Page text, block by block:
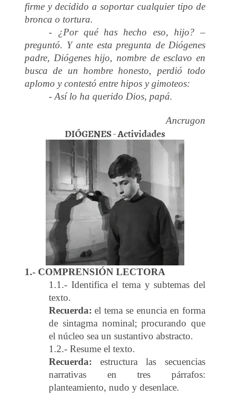
firme y decidido a soportar cualquier tipo de
bronca o tortura.
- ¿Por qué has hecho eso, hijo? –
preguntó. Y ante esta pregunta de Diógenes
padre, Diógenes hijo, nombre de esclavo en
busca de un hombre honesto, perdió todo
aplomo y contestó entre hipos y gimoteos:
- Así lo ha querido Dios, papá.
Ancrugon
DIÓGENES - Actividades
1.- COMPRENSIÓN LECTORA
1.1.- Identifica el tema y subtemas del
texto.
Recuerda: el tema se enuncia en forma
de sintagma nominal; procurando que
el núcleo sea un sustantivo abstracto.
1.2.- Resume el texto.
Recuerda:
estructura las secuencias
narrativas en tres párrafos:
planteamiento, nudo y desenlace.